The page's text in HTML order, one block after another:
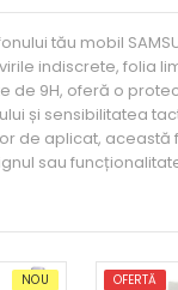
tău mobil
indiscrete, folia
de 9H, oferă o
și sensibilitatea
de aplicat,
sau
NOU OFERTĂ